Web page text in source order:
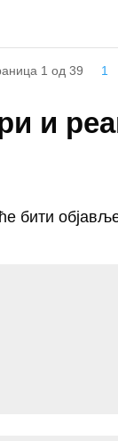
1 од 39 1
и
бити